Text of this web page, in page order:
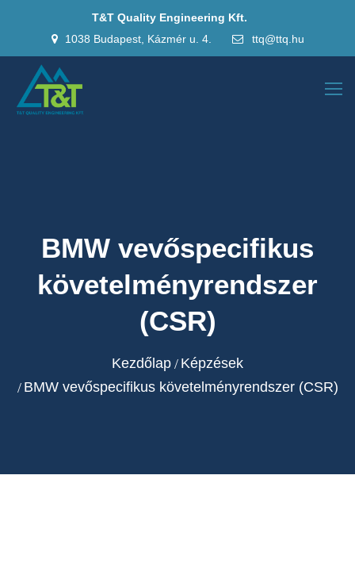
T&T Quality Engineering Kft.
1038 Budapest, Kázmér u. 4.
ttq@ttq.hu
BMW vevőspecifikus
követelményrendszer
(CSR)
Kezdőlap
Képzések
BMW vevőspecifikus követelményrendszer (CSR)